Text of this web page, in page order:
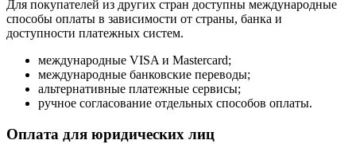
Для покупателей из других стран доступны международные
способы оплаты в зависимости от страны, банка и
доступности платежных систем.
международные VISA и Mastercard;
международные банковские переводы;
альтернативные платежные сервисы;
ручное согласование отдельных способов оплаты.
Оплата для юридических лиц